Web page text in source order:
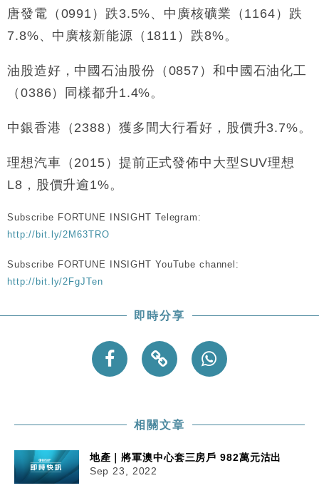
唐發電（0991）跌3.5%、中廣核礦業（1164）跌
7.8%、中廣核新能源（1811）跌8%。
油股造好，中國石油股份（0857）和中國石油化工
（0386）同樣都升1.4%。
中銀香港（2388）獲多間大行看好，股價升3.7%。
理想汽車（2015）提前正式發佈中大型SUV理想
L8，股價升逾1%。
Subscribe FORTUNE INSIGHT Telegram:
http://bit.ly/2M63TRO
Subscribe FORTUNE INSIGHT YouTube channel:
http://bit.ly/2FgJTen
即時分享
相關文章
地產｜將軍澳中心套三房戶 982萬元沽出
Sep 23, 2022